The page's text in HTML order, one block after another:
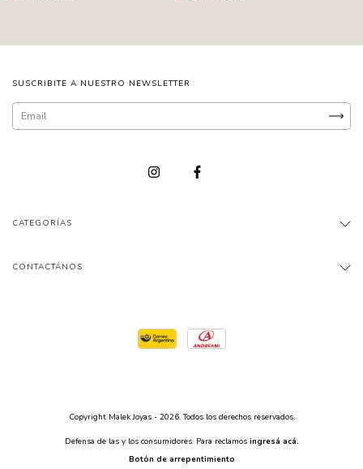
SUSCRIBITE A NUESTRO NEWSLETTER
CATEGORÍAS
CONTACTÁNOS
Copyright Malek Joyas - 2026. Todos los derechos reservados.
Defensa de las y los consumidores. Para reclamos ingresá acá.
Botón de arrepentimiento